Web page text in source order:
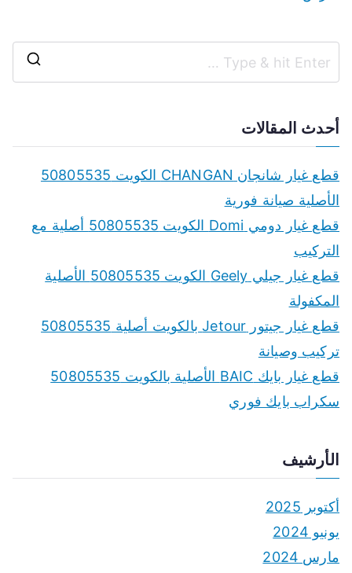
r
أحدث المقالات
قطع غيار شانجان CHANGAN الكويت 50805535
الأصلية صيانة فورية
قطع غيار دومي Domi الكويت 50805535 أصلية مع
التركيب
قطع غيار جيلي Geely الكويت 50805535 الأصلية
المكفولة
قطع غيار جيتور Jetour بالكويت أصلية 50805535
تركيب وصيانة
قطع غيار بايك BAIC الأصلية بالكويت 50805535
سكراب بايك فوري
الأرشيف
أكتوبر 2025
يونيو 2024
مارس 2024